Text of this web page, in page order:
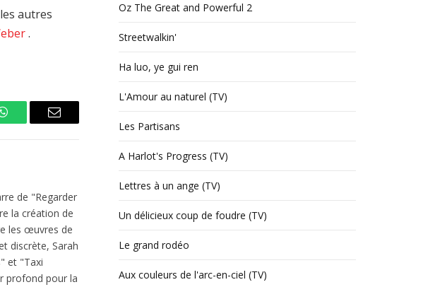
autres
.
WhatsAppEmail
de "Regarder
la création de
les œuvres de
discrète, Sarah
et "Taxi
profond pour la
Oz The Great and Powerful 2
Streetwalkin'
Ha luo, ye gui ren
L'Amour au naturel (TV)
Les Partisans
A Harlot's Progress (TV)
Lettres à un ange (TV)
Un délicieux coup de foudre (TV)
Le grand rodéo
Aux couleurs de l'arc-en-ciel (TV)